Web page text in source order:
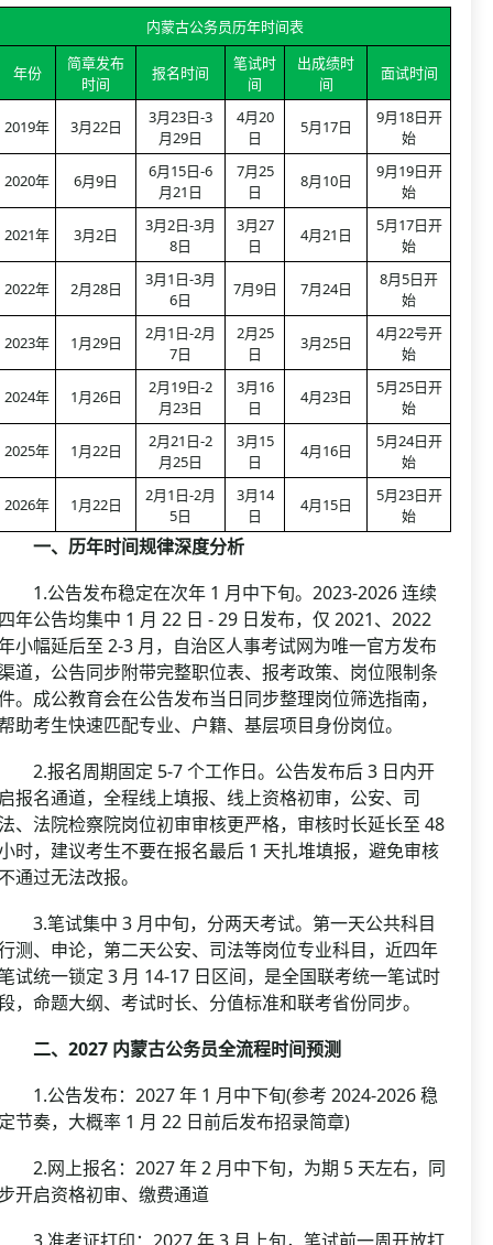
内蒙古公务员历年时间表
年份
简章发布
时间
报名时间
笔试时
间
出成绩时
间
面试时间
2019年 3月22日
3月23日-3
月29日
4月20
日
5月17日
9月18日开
始
2020年 6月9日
6月15日-6
月21日
7月25
日
8月10日
9月19日开
始
2021年 3月2日
3月2日-3月
8日
3月27
日
4月21日
5月17日开
始
2022年 2月28日
3月1日-3月
6日
7月9日 7月24日
8月5日开
始
2023年 1月29日
2月1日-2月
7日
2月25
日
3月25日
4月22号开
始
2024年 1月26日
2月19日-2
月23日
3月16
日
4月23日
5月25日开
始
2025年 1月22日
2月21日-2
月25日
3月15
日
4月16日
5月24日开
始
2026年 1月22日
2月1日-2月
5日
3月14
日
4月15日
5月23日开
始
一、历年时间规律深度分析
公告发布稳定在次年 1 月中下旬。2023-2026 连续
年公告均集中 1 月 22 日 - 29 日发布，仅 2021、2022
小幅延后至 2-3 月，自治区人事考试网为唯一官方发布
道，公告同步附带完整职位表、报考政策、岗位限制条
。成公教育会在公告发布当日同步整理岗位筛选指南，
助考生快速匹配专业、户籍、基层项目身份岗位。
报名周期固定 5-7 个工作日。公告发布后 3 日内开
报名通道，全程线上填报、线上资格初审，公安、司
、法院检察院岗位初审审核更严格，审核时长延长至 48
时，建议考生不要在报名最后 1 天扎堆填报，避免审核
通过无法改报。
笔试集中 3 月中旬，分两天考试。第一天公共科目
测、申论，第二天公安、司法等岗位专业科目，近四年
试统一锁定 3 月 14-17 日区间，是全国联考统一笔试时
，命题大纲、考试时长、分值标准和联考省份同步。
、2027 内蒙古公务员全流程时间预测
公告发布：2027 年 1 月中下旬(参考 2024-2026 稳
节奏，大概率 1 月 22 日前后发布招录简章)
网上报名：2027 年 2 月中下旬，为期 5 天左右，同
开启资格初审、缴费通道